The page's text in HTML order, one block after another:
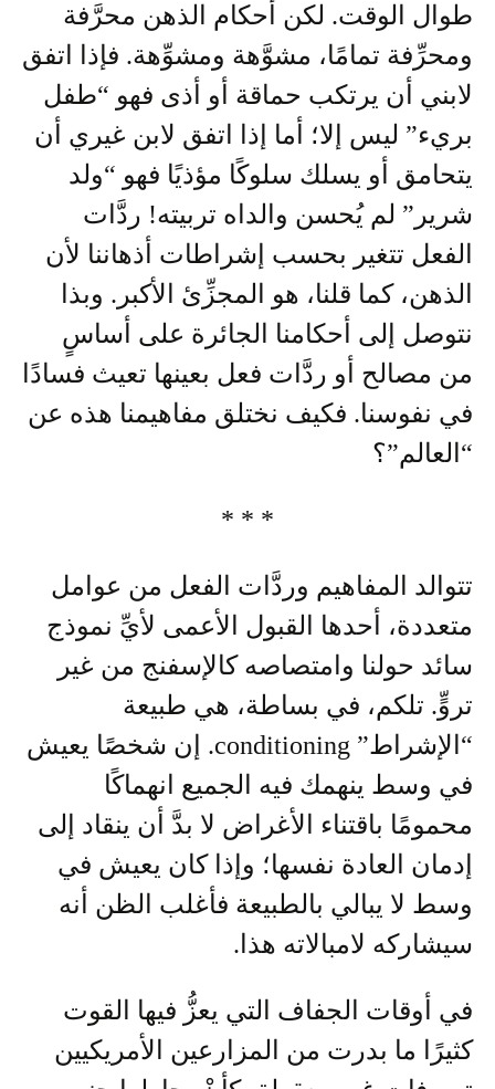
طوال الوقت. لكن أحكام الذهن محرَّفة
ومحرِّفة تمامًا، مشوَّهة ومشوِّهة. فإذا اتفق
لابني أن يرتكب حماقة أو أذى فهو “طفل
بريء” ليس إلا؛ أما إذا اتفق لابن غيري أن
يتحامق أو يسلك سلوكًا مؤذيًا فهو “ولد
شرير” لم يُحسن والداه تربيته! ردَّات
الفعل تتغير بحسب إشراطات أذهاننا لأن
الذهن، كما قلنا، هو المجزِّئ الأكبر. وبذا
نتوصل إلى أحكامنا الجائرة على أساسٍ
من مصالح أو ردَّات فعل بعينها تعيث فسادًا
في نفوسنا. فكيف نختلق مفاهيمنا هذه عن
“العالم”؟
* * *
تتوالد المفاهيم وردَّات الفعل من عوامل
متعددة، أحدها القبول الأعمى لأيِّ نموذج
سائد حولنا وامتصاصه كالإسفنج من غير
تروٍّ. تلكم، في بساطة، هي طبيعة
“الإشراط” conditioning. إن شخصًا يعيش
في وسط ينهمك فيه الجميع انهماكًا
محمومًا باقتناء الأغراض لا بدَّ أن ينقاد إلى
إدمان العادة نفسها؛ وإذا كان يعيش في
وسط لا يبالي بالطبيعة فأغلب الظن أنه
سيشاركه لامبالاته هذا.
في أوقات الجفاف التي يعزُّ فيها القوت
كثيرًا ما بدرت من المزارعين الأمريكيين